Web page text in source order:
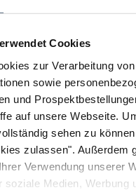
Cookies
zur Verarbeitung von
sowie
und
auf unsere Webseite.
sehen zu
zulassen". Außerdem
Verwendung unserer
soziale Medien, Werbung